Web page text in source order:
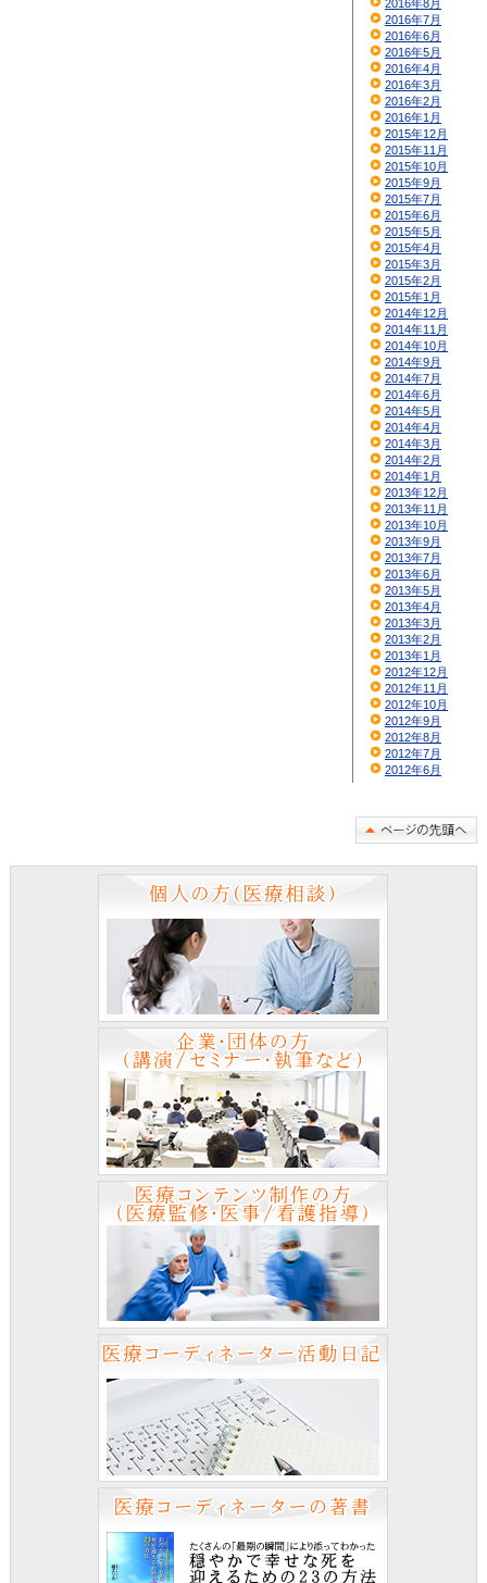
2016年8月
2016年7月
2016年6月
2016年5月
2016年4月
2016年3月
2016年2月
2016年1月
2015年12月
2015年11月
2015年10月
2015年9月
2015年7月
2015年6月
2015年5月
2015年4月
2015年3月
2015年2月
2015年1月
2014年12月
2014年11月
2014年10月
2014年9月
2014年7月
2014年6月
2014年5月
2014年4月
2014年3月
2014年2月
2014年1月
2013年12月
2013年11月
2013年10月
2013年9月
2013年7月
2013年6月
2013年5月
2013年4月
2013年3月
2013年2月
2013年1月
2012年12月
2012年11月
2012年10月
2012年9月
2012年8月
2012年7月
2012年6月